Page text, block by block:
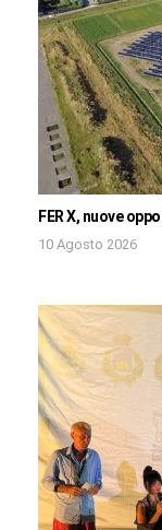
FER X, nuove
10 Agosto 2026